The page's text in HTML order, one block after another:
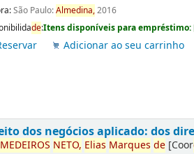
São Paulo:Almedina,2016
de:Itens disponíveis para empréstimo:
Adicionar ao seu carrinho
dos negócios aplicado: dos
MEDEIROS NETO, Elias Marques de [Coor